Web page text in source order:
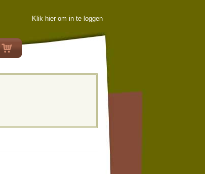
Klik hier om in te loggen